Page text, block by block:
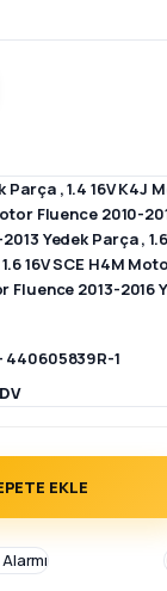
Parça ,1.4 16V K4J
Fluence 2010-
Yedek Parça,
1.6 16V SCE H4M
Fluence 2013-2016
440605839R-1
EKLE